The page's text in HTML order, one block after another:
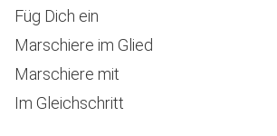
Füg Dich ein
Marschiere im Glied
Marschiere mit
Im Gleichschritt